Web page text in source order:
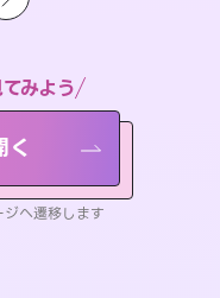
みよう
へ遷移します